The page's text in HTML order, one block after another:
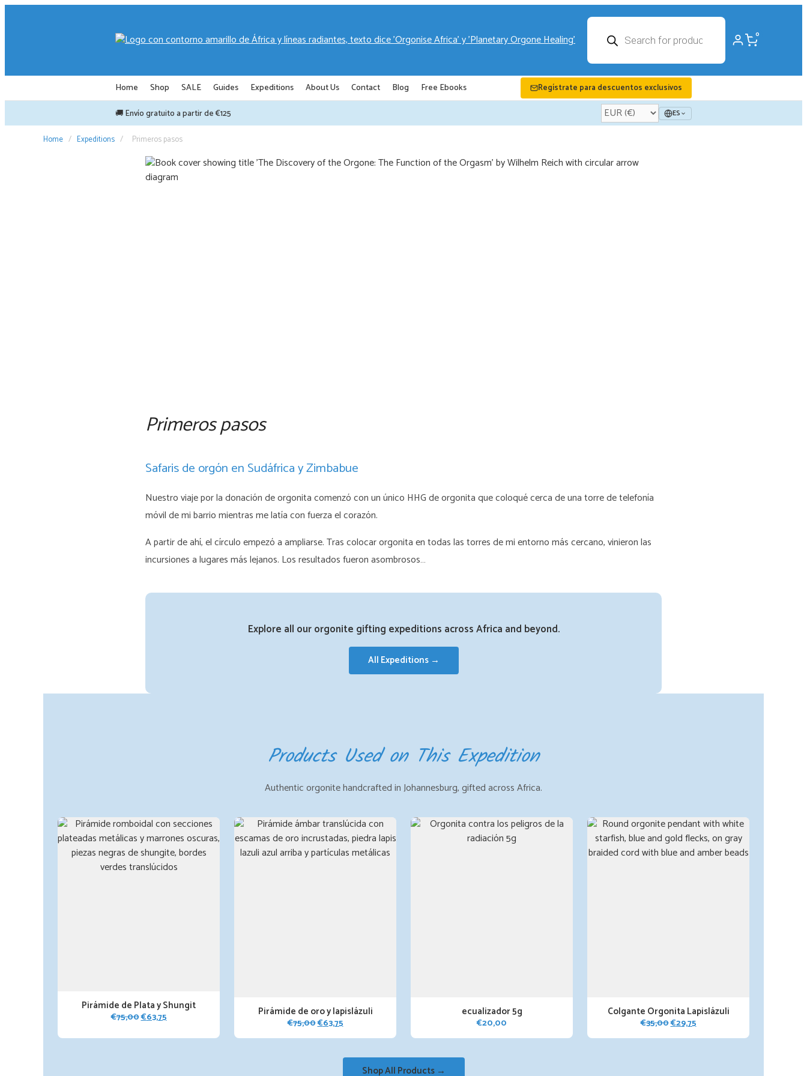
productos
0
Home Shop SALE Guides Expeditions About Us Contact Blog Free Ebooks Regístrate para descuentos exclusivos
🚚 Envío gratuito a partir de €125 ES
Home / Expeditions / Primeros pasos
Primeros pasos
Safaris de orgón en Sudáfrica y Zimbabue
Nuestro viaje por la donación de orgonita comenzó con un único HHG de orgonita que coloqué cerca de una torre de telefonía
móvil de mi barrio mientras me latía con fuerza el corazón.
A partir de ahí, el círculo empezó a ampliarse. Tras colocar orgonita en todas las torres de mi entorno más cercano, vinieron las
incursiones a lugares más lejanos. Los resultados fueron asombrosos…
Explore all our orgonite gifting expeditions across Africa and beyond.
All Expeditions →
Products Used on This Expedition
Authentic orgonite handcrafted in Johannesburg, gifted across Africa.
Pirámide de Plata y Shungit
€75,00El
original
€63,75El
actual
Pirámide de oro y lapislázuli
€75,00El
precio
€63,75El
precio
es:
ecualizador 5g
€20,00
Colgante Orgonita Lapislázuli
€35,00El
precio
€29,75El
precio
Shop All Products →